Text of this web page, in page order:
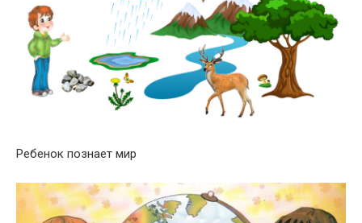
Ребенок познает мир